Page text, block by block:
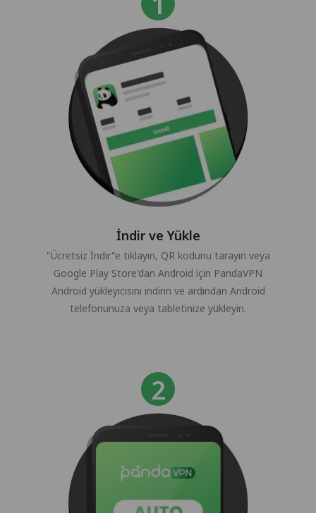
İndir ve Yükle
"Ücretsiz İndir"e tıklayın, QR kodunu tarayın veya
Google Play Store'dan Android için PandaVPN
Android yükleyicisini indirin ve ardından Android
telefonunuza veya tabletinize yükleyin.